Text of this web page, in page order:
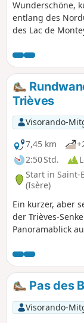
Wunderschöne,
entlang des
des Lac de
vor dem Rückweg.
Trièves
Visorando-
7,45 km
2:50 Std.
Start in Saint-
(Isère)
Ein kurzer, aber
der Trièves-
Panoramablick
Pas des
Visorando-